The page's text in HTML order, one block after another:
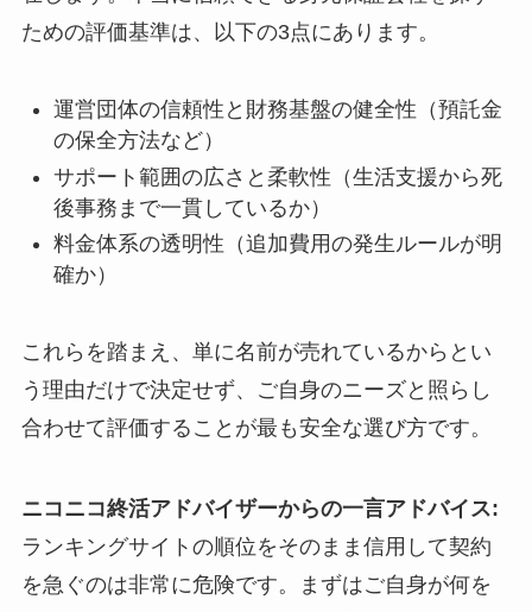
ための評価基準は、以下の3点にあります。
運営団体の信頼性と財務基盤の健全性（預託金
の保全方法など）
サポート範囲の広さと柔軟性（生活支援から死
後事務まで一貫しているか）
料金体系の透明性（追加費用の発生ルールが明
確か）
これらを踏まえ、単に名前が売れているからとい
う理由だけで決定せず、ご自身のニーズと照らし
合わせて評価することが最も安全な選び方です。
ニコニコ終活アドバイザーからの一言アドバイス:
ランキングサイトの順位をそのまま信用して契約
を急ぐのは非常に危険です。まずはご自身が何を